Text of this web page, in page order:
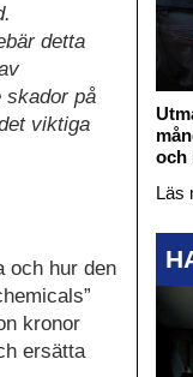
detta
skador på
viktiga
och hur den
kronor
ersätta
och
Läs